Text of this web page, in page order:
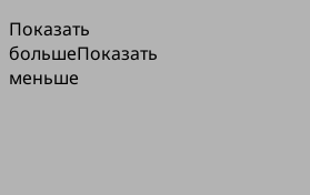
Показать
большеПоказать
меньше